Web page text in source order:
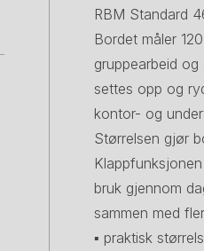
RBM Standard
Bordet måler
gruppearbeid
settes opp og
kontor- og
Størrelsen gjør
bruk gjennom
sammen med
▪ praktisk